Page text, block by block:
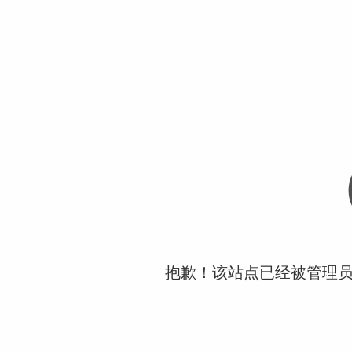
抱歉！该站点已经被管理